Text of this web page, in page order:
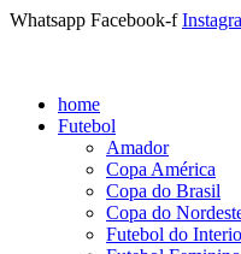
Whatsapp Facebook-f
home
Futebol
Amador
Copa América
Copa do Brasil
Copa do
Futebol do